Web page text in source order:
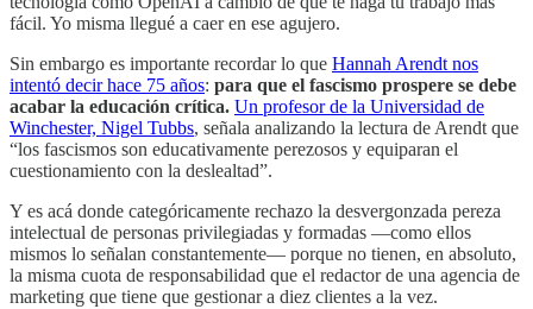
fácil. Yo misma llegué a caer en ese agujero.
Sin embargo es importante recordar lo que Hannah Arendt nos
intentó decir hace 75 años: para que el fascismo prospere se debe
acabar la educación crítica. Un profesor de la Universidad de
Winchester, Nigel Tubbs, señala analizando la lectura de Arendt que
“los fascismos son educativamente perezosos y equiparan el
cuestionamiento con la deslealtad”.
Y es acá donde categóricamente rechazo la desvergonzada pereza
intelectual de personas privilegiadas y formadas —como ellos
mismos lo señalan constantemente— porque no tienen, en absoluto,
la misma cuota de responsabilidad que el redactor de una agencia de
marketing que tiene que gestionar a diez clientes a la vez.